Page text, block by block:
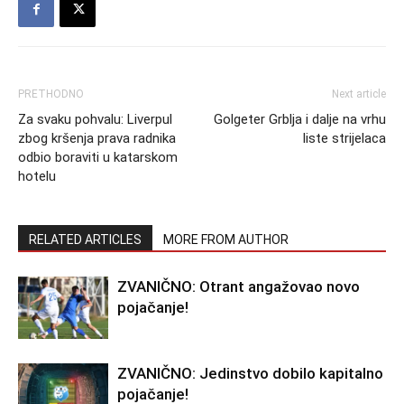
PRETHODNO
Za svaku pohvalu: Liverpul
zbog kršenja prava radnika
odbio boraviti u katarskom
hotelu
Next article
Golgeter Grblja i dalje na vrhu
liste strijelaca
RELATED ARTICLES MORE FROM AUTHOR
ZVANIČNO: Otrant angažovao novo
pojačanje!
ZVANIČNO: Jedinstvo dobilo kapitalno
pojačanje!